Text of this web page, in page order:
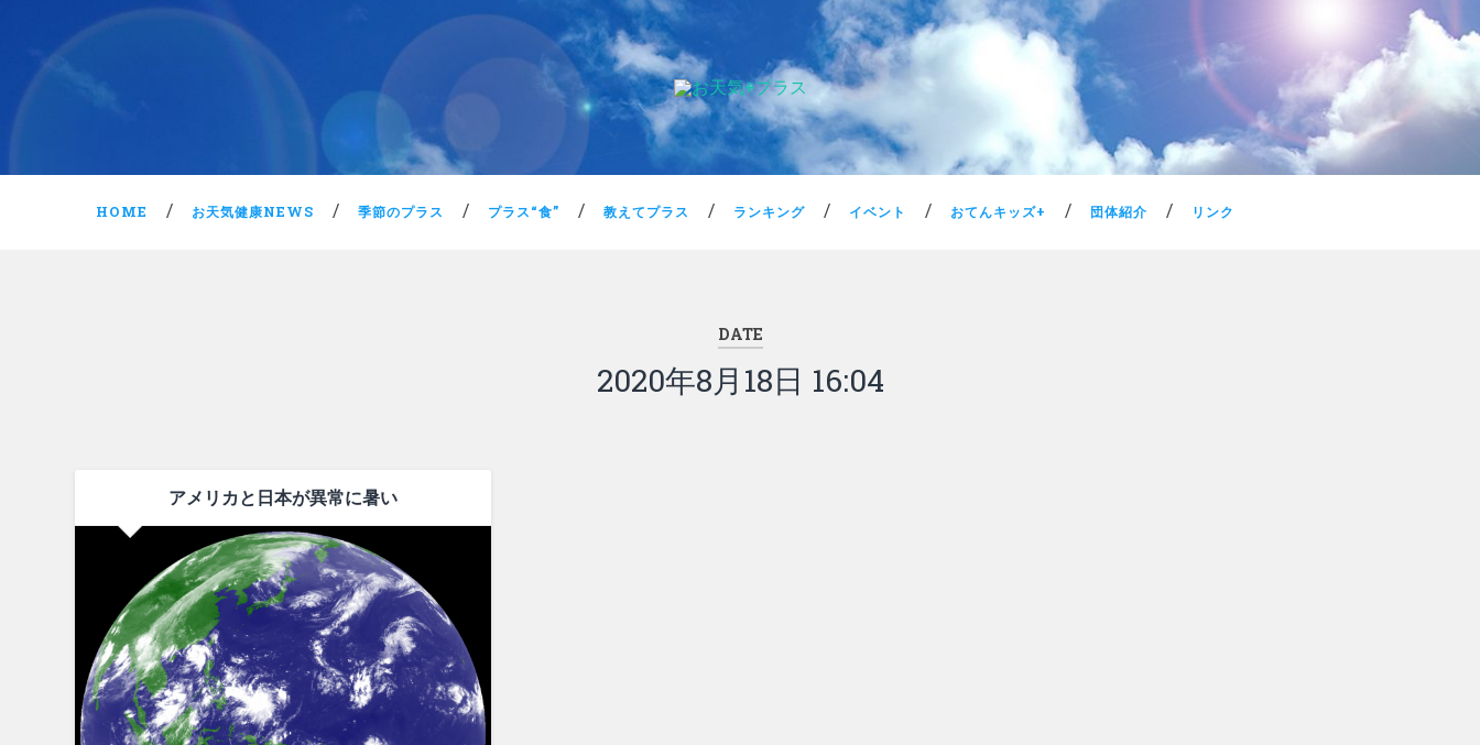
HOME お天気健康NEWS 季節のプラス プラス“食” 教えてプラス ランキング イベント おてんキッズ+ 団体紹介 リンク
DATE
2020年8月18日 16:04
アメリカと日本が異常に暑い